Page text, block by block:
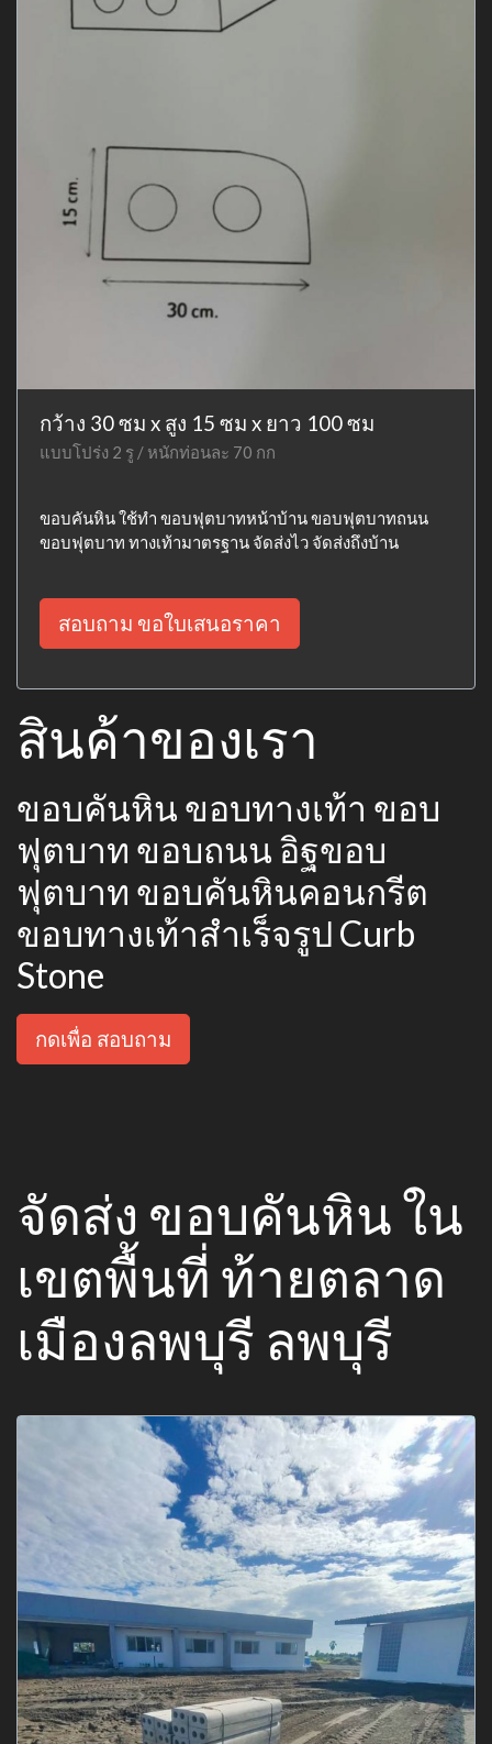
กว้าง 30 ซม x สูง 15 ซม x ยาว 100 ซม
แบบโปร่ง 2 รู / หนักท่อนละ 70 กก
ขอบคันหิน ใช้ทำ ขอบฟุตบาทหน้าบ้าน ขอบฟุตบาทถนน
ขอบฟุตบาท ทางเท้ามาตรฐาน จัดส่งไว จัดส่งถึงบ้าน
สอบถาม ขอใบเสนอราคา
สินค้าของเรา
ขอบคันหิน ขอบทางเท้า ขอบ
ฟุตบาท ขอบถนน อิฐขอบ
ฟุตบาท ขอบคันหินคอนกรีต
ขอบทางเท้าสำเร็จรูป Curb
Stone
กดเพื่อ สอบถาม
จัดส่ง ขอบคันหิน ใน
เขตพื้นที่ ท้ายตลาด
เมืองลพบุรี ลพบุรี